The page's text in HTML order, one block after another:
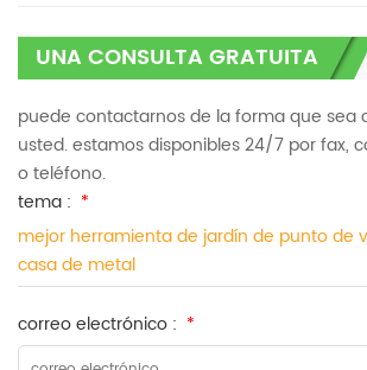
UNA CONSULTA GRATUITA
puede contactarnos de la forma que sea
usted. estamos disponibles 24/7 por fax,
o teléfono.
tema : *
mejor herramienta de jardín de punto de
casa de metal
correo electrónico : *